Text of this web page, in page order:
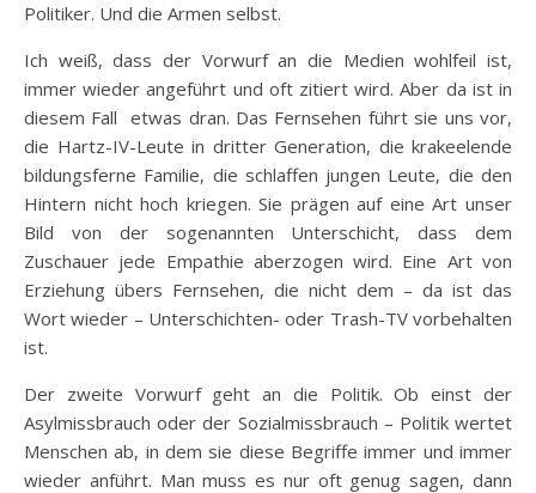
Politiker. Und die Armen selbst.
Ich weiß, dass der Vorwurf an die Medien wohlfeil ist,
immer wieder angeführt und oft zitiert wird. Aber da ist in
diesem Fall etwas dran. Das Fernsehen führt sie uns vor,
die Hartz-IV-Leute in dritter Generation, die krakeelende
bildungsferne Familie, die schlaffen jungen Leute, die den
Hintern nicht hoch kriegen. Sie prägen auf eine Art unser
Bild von der sogenannten Unterschicht, dass dem
Zuschauer jede Empathie aberzogen wird. Eine Art von
Erziehung übers Fernsehen, die nicht dem – da ist das
Wort wieder – Unterschichten- oder Trash-TV vorbehalten
ist.
Der zweite Vorwurf geht an die Politik. Ob einst der
Asylmissbrauch oder der Sozialmissbrauch – Politik wertet
Menschen ab, in dem sie diese Begriffe immer und immer
wieder anführt. Man muss es nur oft genug sagen, dann